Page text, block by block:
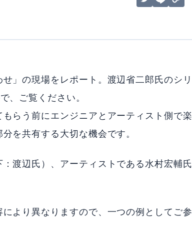
」の現場をレポート。渡辺省二郎氏のシリ
、ご覧ください。
らう前にエンジニアとアーティスト側で楽
を共有する大切な機会です。
渡辺氏）、アーティストである水村宏輔氏
より異なりますので、一つの例としてご参